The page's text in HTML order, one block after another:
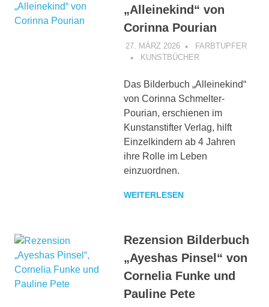
„Alleinekind“ von
Corinna Pourian
27. MÄRZ 2026
FARBTUPFER
KUNSTBÜCHER
Das Bilderbuch „Alleinekind“
von Corinna Schmelter-
Pourian, erschienen im
Kunstanstifter Verlag, hilft
Einzelkindern ab 4 Jahren
ihre Rolle im Leben
einzuordnen.
WEITERLESEN
Rezension Bilderbuch
„Ayeshas Pinsel“ von
Cornelia Funke und
Pauline Pete